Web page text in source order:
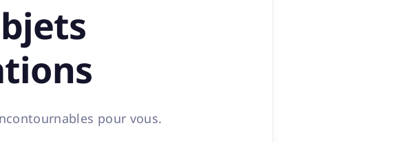
pour vous.